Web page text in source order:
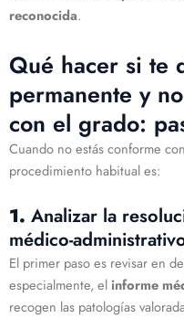
reconocida.
Qué hacer si te
permanente y
con el grado:
Cuando no estás conforme
procedimiento habitual es:
1. Analizar la
médico-
El primer paso es revisar en
especialmente, elinforme
recogen las patologías